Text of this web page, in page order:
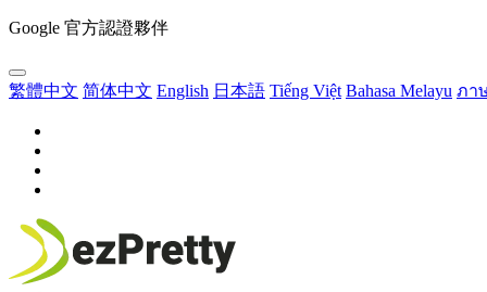
Google 官方認證夥伴
繁體中文 简体中文 English 日本語 Tiếng Việt Bahasa Melayu ภา